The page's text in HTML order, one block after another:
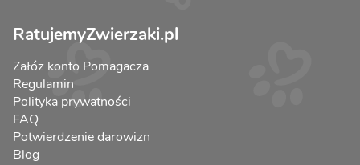
RatujemyZwierzaki.pl
Załóż konto Pomagacza
Regulamin
Polityka prywatności
FAQ
Potwierdzenie darowizn
Blog